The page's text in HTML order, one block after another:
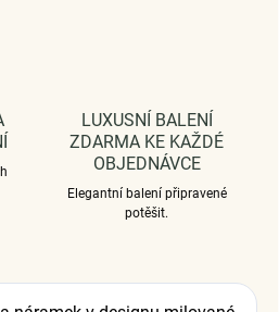
LUXUSNÍ BALENÍ
ZDARMA KE KAŽDÉ
OBJEDNÁVCE
Elegantní balení připravené
potěšit.